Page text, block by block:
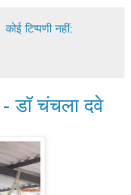
कोई टिप्पणी नहीं:
- डॉ चंचला दवे